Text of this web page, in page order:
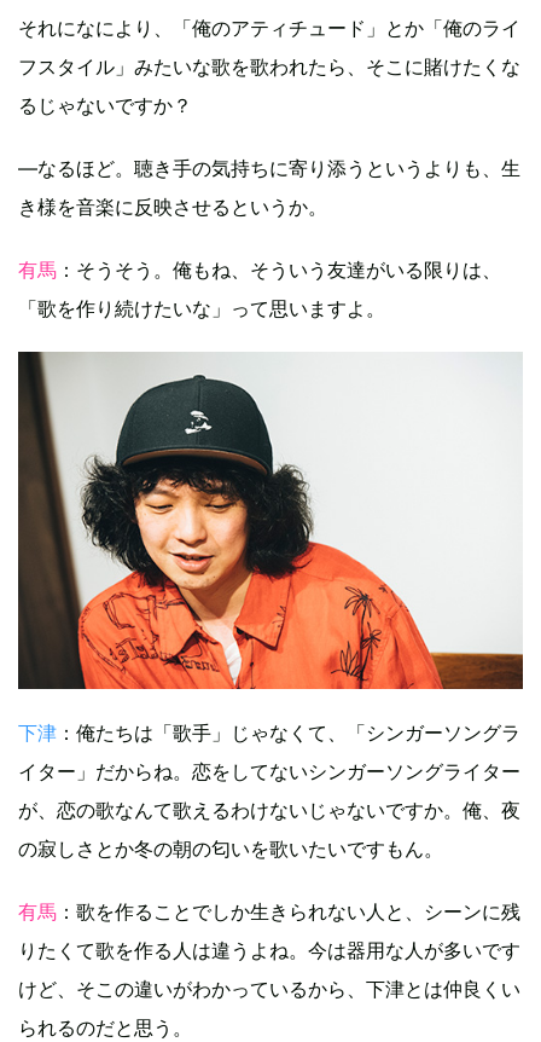
それになにより、「俺のアティチュード」とか「俺のライ
フスタイル」みたいな歌を歌われたら、そこに賭けたくな
るじゃないですか？
―なるほど。聴き手の気持ちに寄り添うというよりも、生
き様を音楽に反映させるというか。
有馬 ：そうそう。俺もね、そういう友達がいる限りは、
「歌を作り続けたいな」って思いますよ。
下津 ：俺たちは「歌手」じゃなくて、「シンガーソングラ
イター」だからね。恋をしてないシンガーソングライター
が、恋の歌なんて歌えるわけないじゃないですか。俺、夜
の寂しさとか冬の朝の匂いを歌いたいですもん。
有馬 ：歌を作ることでしか生きられない人と、シーンに残
りたくて歌を作る人は違うよね。今は器用な人が多いです
けど、そこの違いがわかっているから、下津とは仲良くい
られるのだと思う。